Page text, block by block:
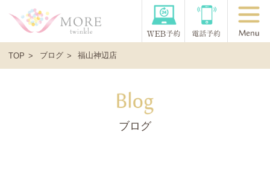
TOP ブログ 福山神辺店
ブログ